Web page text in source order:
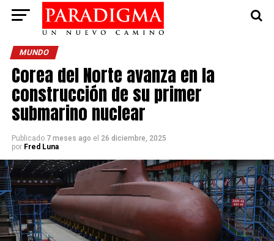
MUNDO
Corea del Norte avanza en la
construcción de su primer
submarino nuclear
Publicado 7 meses ago el 26 diciembre, 2025
por Fred Luna